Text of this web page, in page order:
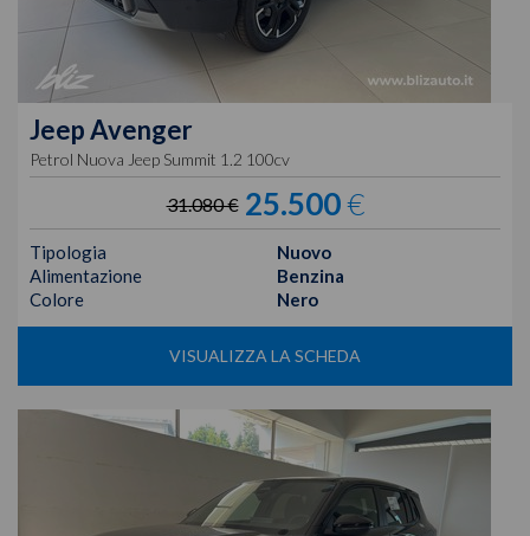
JeepAvenger
Petrol Nuova Jeep Summit 1.2 100cv
31.080 € 25.500€
Tipologia
Nuovo
Alimentazione
Benzina
Colore
Nero
VISUALIZZA LA SCHEDA